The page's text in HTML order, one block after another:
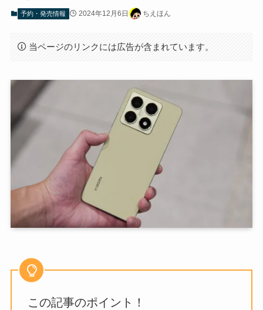
予約・発売情報 2024年12月6日 ちえほん
当ページのリンクには広告が含まれています。
この記事のポイント！